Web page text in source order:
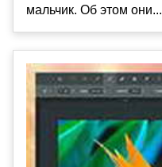
мальчик. Об этом они...